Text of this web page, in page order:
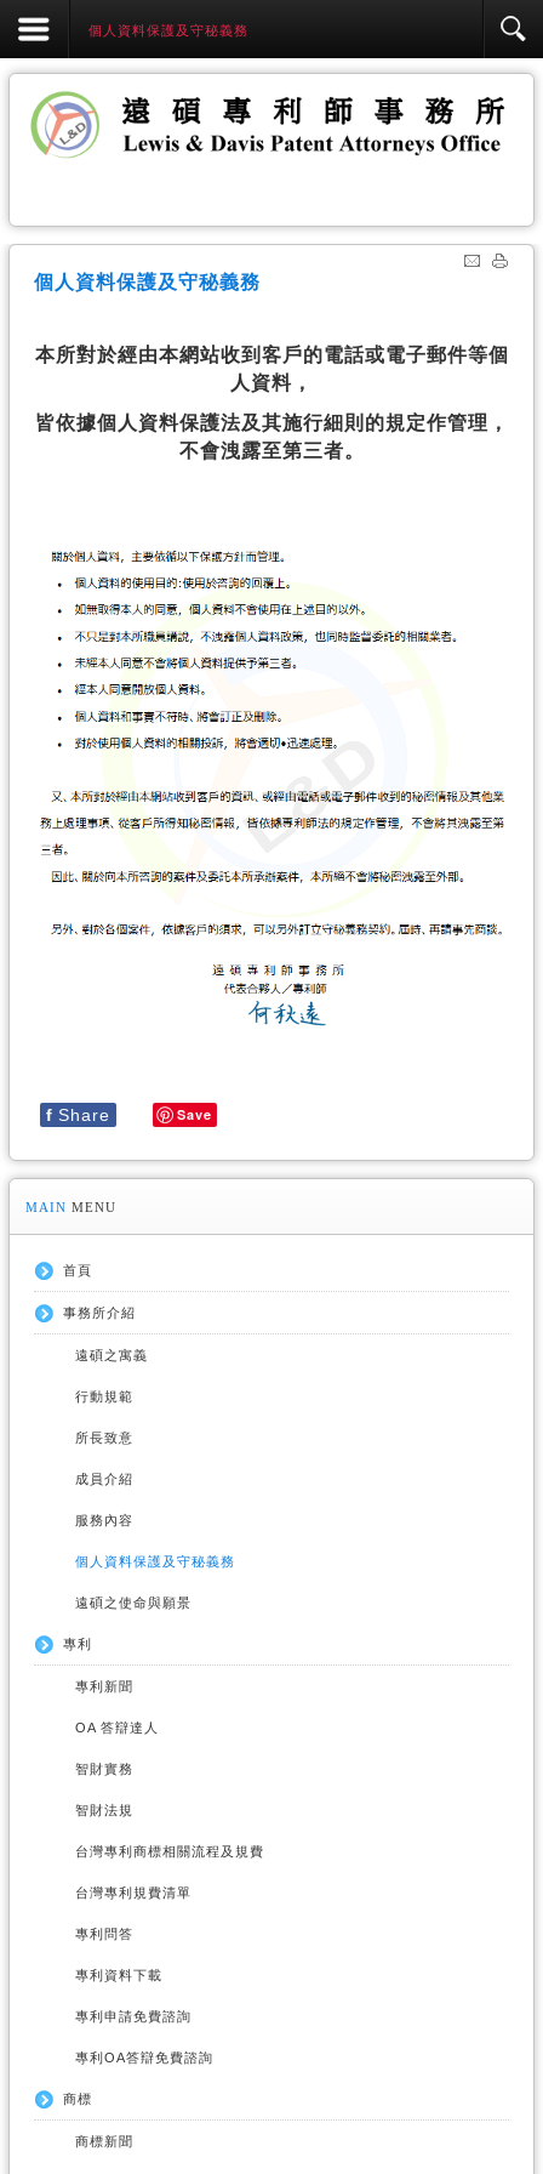
個人資料保護及守秘義務
個人資料保護及守秘義務
本所對於經由本網站收到客戶的電話或電子郵件等個
人資料，
皆依據個人資料保護法及其施行細則的規定作管理，
不會洩露至第三者。
f Share Save
MAIN MENU
首頁
事務所介紹
遠碩之寓義
行動規範
所長致意
成員介紹
服務內容
個人資料保護及守秘義務
遠碩之使命與願景
專利
專利新聞
OA 答辯達人
智財實務
智財法規
台灣專利商標相關流程及規費
台灣專利規費清單
專利問答
專利資料下載
專利申請免費諮詢
專利OA答辯免費諮詢
商標
商標新聞